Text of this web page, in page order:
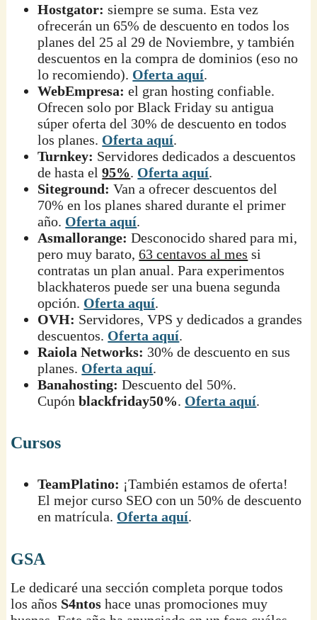
Hostgator: siempre se suma. Esta vez
ofrecerán un 65% de descuento en todos los
planes del 25 al 29 de Noviembre, y también
descuentos en la compra de dominios (eso no
lo recomiendo). Oferta aquí.
WebEmpresa: el gran hosting confiable.
Ofrecen solo por Black Friday su antigua
súper oferta del 30% de descuento en todos
los planes. Oferta aquí.
Turnkey: Servidores dedicados a descuentos
de hasta el95%. Oferta aquí.
Siteground: Van a ofrecer descuentos del
70% en los planes shared durante el primer
año. Oferta aquí.
Asmallorange: Desconocido shared para mi,
pero muy barato,63 centavos al mes si
contratas un plan anual. Para experimentos
blackhateros puede ser una buena segunda
opción. Oferta aquí.
OVH: Servidores, VPS y dedicados a grandes
descuentos. Oferta aquí.
Raiola Networks: 30% de descuento en sus
planes. Oferta aquí.
Banahosting: Descuento del 50%.
Cupónblackfriday50%. Oferta aquí.
Cursos
TeamPlatino: ¡También estamos de oferta!
El mejor curso SEO con un 50% de descuento
en matrícula. Oferta aquí.
GSA
Le dedicaré una sección completa porque todos
los años S4ntos hace unas promociones muy